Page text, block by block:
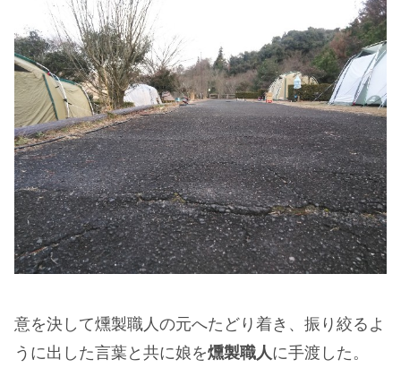
意を決して燻製職人の元へたどり着き、振り絞るよ
うに出した言葉と共に娘を燻製職人に手渡した。